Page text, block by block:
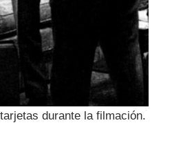
durante la filmación.